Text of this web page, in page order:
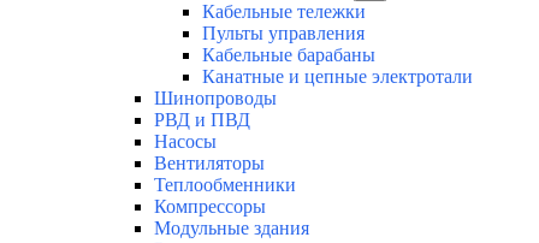
Кабельные тележки
Пульты управления
Кабельные барабаны
Канатные и цепные электротали
Шинопроводы
РВД и ПВД
Насосы
Вентиляторы
Теплообменники
Компрессоры
Модульные здания